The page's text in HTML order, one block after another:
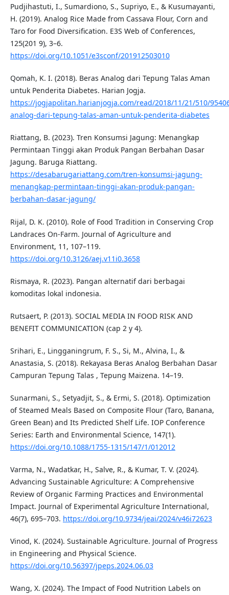
Pudjihastuti, I., Sumardiono, S., Supriyo, E., & Kusumayanti,
H. (2019). Analog Rice Made from Cassava Flour, Corn and
Taro for Food Diversification. E3S Web of Conferences,
125(201 9), 3–6.
https://doi.org/10.1051/e3sconf/201912503010
Qomah, K. I. (2018). Beras Analog dari Tepung Talas Aman
untuk Penderita Diabetes. Harian Jogja.
https://jogjapolitan.harianjogja.com/read/2018/11/21/510/
analog-dari-tepung-talas-aman-untuk-penderita-diabetes
Riattang, B. (2023). Tren Konsumsi Jagung: Menangkap
Permintaan Tinggi akan Produk Pangan Berbahan Dasar
Jagung. Baruga Riattang.
https://desabarugariattang.com/tren-konsumsi-jagung-
menangkap-permintaan-tinggi-akan-produk-pangan-
berbahan-dasar-jagung/
Rijal, D. K. (2010). Role of Food Tradition in Conserving Crop
Landraces On-Farm. Journal of Agriculture and
Environment, 11, 107–119.
https://doi.org/10.3126/aej.v11i0.3658
Rismaya, R. (2023). Pangan alternatif dari berbagai
komoditas lokal indonesia.
Rutsaert, P. (2013). SOCIAL MEDIA IN FOOD RISK AND
BENEFIT COMMUNICATION (cap 2 y 4).
Srihari, E., Lingganingrum, F. S., Si, M., Alvina, I., &
Anastasia, S. (2018). Rekayasa Beras Analog Berbahan Dasar
Campuran Tepung Talas , Tepung Maizena. 14–19.
Sunarmani, S., Setyadjit, S., & Ermi, S. (2018). Optimization
of Steamed Meals Based on Composite Flour (Taro, Banana,
Green Bean) and Its Predicted Shelf Life. IOP Conference
Series: Earth and Environmental Science, 147(1).
https://doi.org/10.1088/1755-1315/147/1/012012
Varma, N., Wadatkar, H., Salve, R., & Kumar, T. V. (2024).
Advancing Sustainable Agriculture: A Comprehensive
Review of Organic Farming Practices and Environmental
Impact. Journal of Experimental Agriculture International,
46(7), 695–703. https://doi.org/10.9734/jeai/2024/v46i72623
Vinod, K. (2024). Sustainable Agriculture. Journal of Progress
in Engineering and Physical Science.
https://doi.org/10.56397/jpeps.2024.06.03
Wang, X. (2024). The Impact of Food Nutrition Labels on